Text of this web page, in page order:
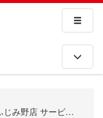
スサポートカウンター